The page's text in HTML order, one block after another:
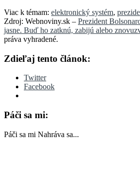
Viac k témam: elektronický systém,
Zdroj: Webnoviny.sk – Prezident
jasne. Buď ho zatknú, zabijú alebo
práva vyhradené.
Zdieľaj tento článok:
Twitter
Facebook
Páči sa mi:
Páči sa mi Nahráva sa...